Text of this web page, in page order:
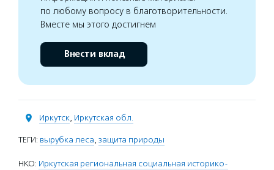
по любому вопросу в благотворительности.
Вместе мы этого достигнем
Внести вклад
Иркутск, Иркутская обл.
ТЕГИ: вырубка леса, защита природы
НКО: Иркутская региональная социальная историко-